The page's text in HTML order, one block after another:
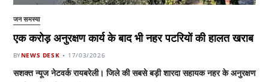
जन समस्या
एक करोड़ अनुरक्षण कार्य के बाद भी नहर पटरियों की हालत खराब
BYNEWS DESK 17/03/2026
सशक्त न्यूज नेटवर्क रायबरेली। जिले की सबसे बड़ी शारदा सहायक नहर के अनुरक्षण